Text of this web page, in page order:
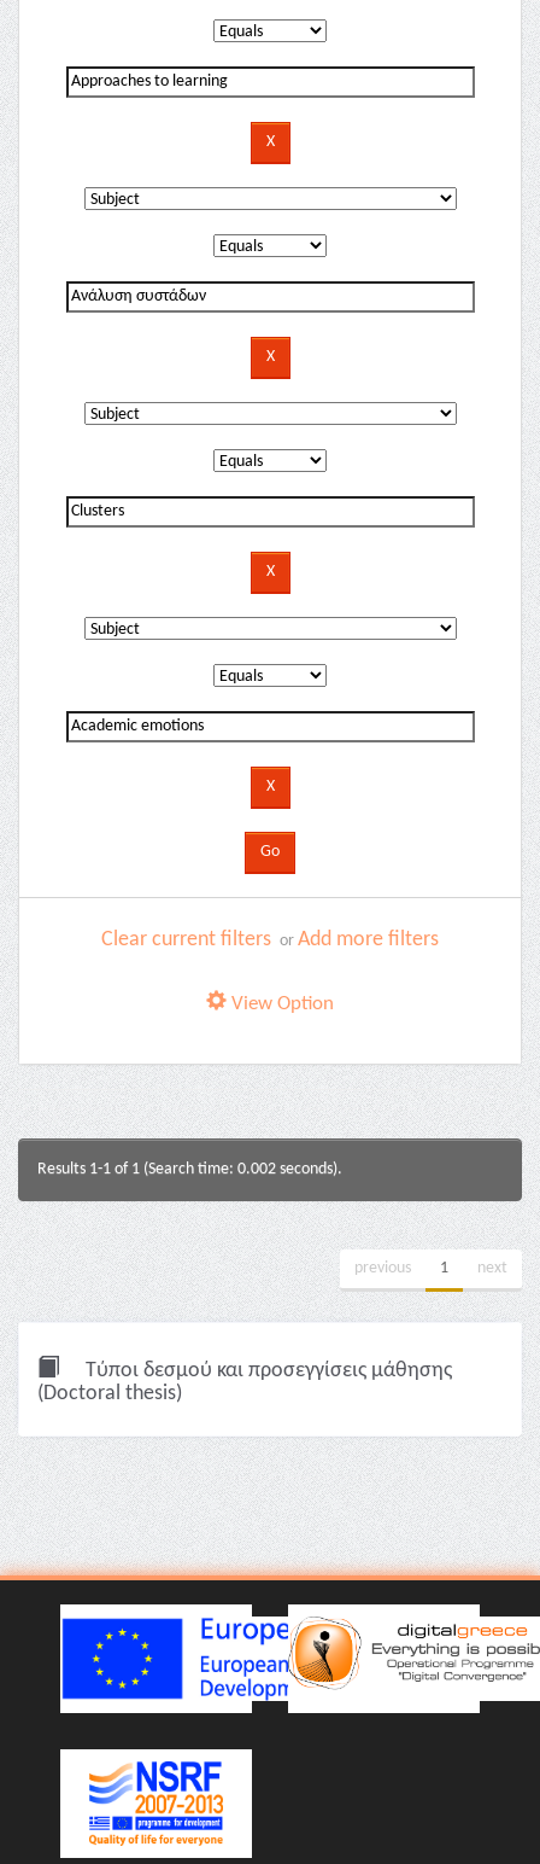
Clear current filters or Add more filters
View Option
Results 1-1 of 1 (Search time: 0.002 seconds).
previous 1 next
Τύποι δεσμού και προσεγγίσεις μάθησης
(Doctoral thesis)